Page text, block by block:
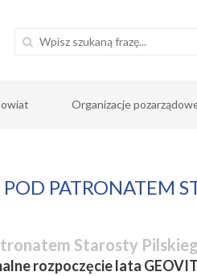
Organizacje
PATRONATEM
Starosty
rozpoczęcie lata